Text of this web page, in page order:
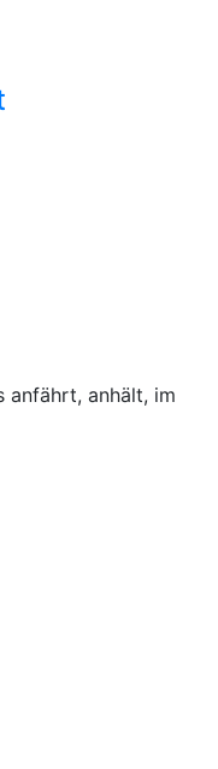
anfährt, anhält, im